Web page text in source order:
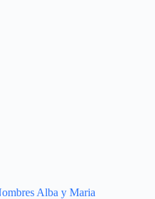
Alba y Maria